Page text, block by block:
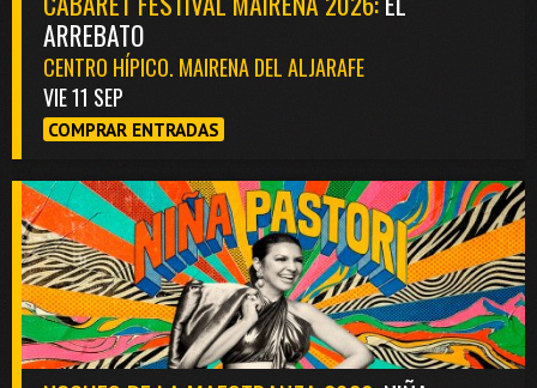
ARREBATO
CENTRO HÍPICO. MAIRENA DEL ALJARAFE
VIE 11 SEP
COMPRAR ENTRADAS